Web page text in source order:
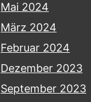
Mai 2024
März 2024
Februar 2024
Dezember 2023
September 2023